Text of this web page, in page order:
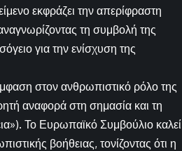
εκφράζει την απερίφραστη
τη συμβολή της
για την ενίσχυση της
στον ανθρωπιστικό ρόλο της
αναφορά στη σημασία και τη
Το Ευρωπαϊκό Συμβούλιο καλεί
βοήθειας, τονίζοντας ότι η